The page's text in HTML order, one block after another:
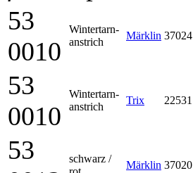
53
0010
Winter­tarn­
anstrich
Märklin 37024
53
0010
Winter­tarn­
anstrich
Trix 22531
53
schwarz /
Märklin 37020